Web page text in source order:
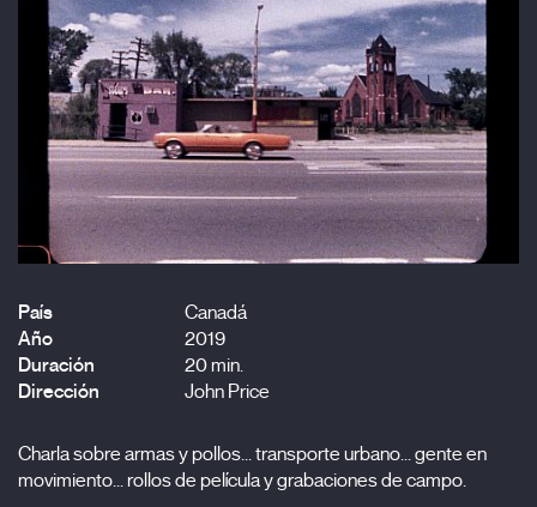
País
Canadá
Año
2019
Duración
20 min.
Dirección
John Price
Charla sobre armas y pollos... transporte urbano... gente en
movimiento... rollos de película y grabaciones de campo.